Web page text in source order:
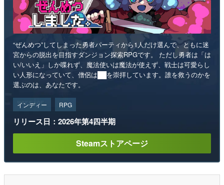
“ぜんめつ”してしまった勇者パーティから1人だけ選んで、ともに迷
宮からの脱出を目指すダンジョン探索RPGです。 ただし勇者は「は
い/いいえ」しか喋れず、魔法使いは魔法が使えず、戦士は可愛らし
い人形になっていて、僧侶は██を崇拝しています。誰を救うのかを
選ぶのは、あなたです。
インディー RPG
リリース日：2026年第4四半期
Steamストアページ